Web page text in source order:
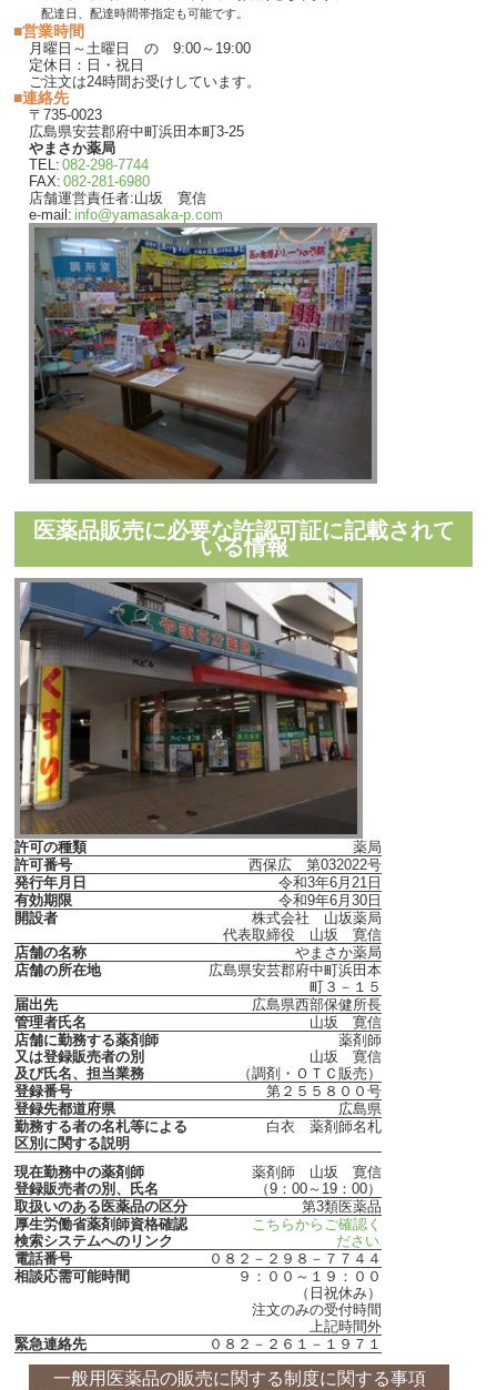
配達日、配達時間帯指定も可能です。
■営業時間
月曜日～土曜日 の 9:00～19:00
定休日：日・祝日
ご注文は24時間お受けしています。
■連絡先
〒735-0023
広島県安芸郡府中町浜田本町3-25
やまさか薬局
TEL: 082-298-7744
FAX: 082-281-6980
店舗運営責任者:山坂 寛信
e-mail: info@yamasaka-p.com
医薬品販売に必要な許認可証に記載されて
いる情報
許可の種類
薬局
許可番号
西保広 第032022号
発行年月日
令和3年6月21日
有効期限
令和9年6月30日
開設者
株式会社 山坂薬局
代表取締役 山坂 寛信
店舗の名称
やまさか薬局
店舗の所在地
広島県安芸郡府中町浜田本
町３－１５
届出先
広島県西部保健所長
管理者氏名
山坂 寛信
店舗に勤務する薬剤師
又は登録販売者の別
及び氏名、担当業務
薬剤師
山坂 寛信
（調剤・ＯＴＣ販売）
登録番号
第２５５８００号
登録先都道府県
広島県
勤務する者の名札等による
区別に関する説明
白衣 薬剤師名札
現在勤務中の薬剤師
登録販売者の別、氏名
薬剤師 山坂 寛信
（9：00～19：00）
取扱いのある医薬品の区分
第3類医薬品
厚生労働省薬剤師資格確認
検索システムへのリンク
こちらからご確認く
ださい
電話番号
０８２－２９８－７７４４
相談応需可能時間
９：００～１９：００
（日祝休み）
注文のみの受付時間
上記時間外
緊急連絡先
０８２－２６１－１９７１
一般用医薬品の販売に関する制度に関する事項